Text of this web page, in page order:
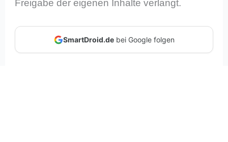
Freigabe der eigenen Inhalte verlangt.
SmartDroid.debei Google folgen